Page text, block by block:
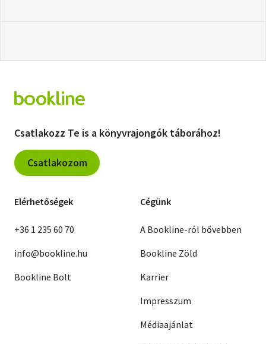
Csatlakozz Te is a könyvrajongók táborához!
Csatlakozom
Elérhetőségek
+36 1 235 60 70
info@bookline.hu
Bookline Bolt
Cégünk
A Bookline-ról bővebben
Bookline Zöld
Karrier
Impresszum
Médiaajánlat